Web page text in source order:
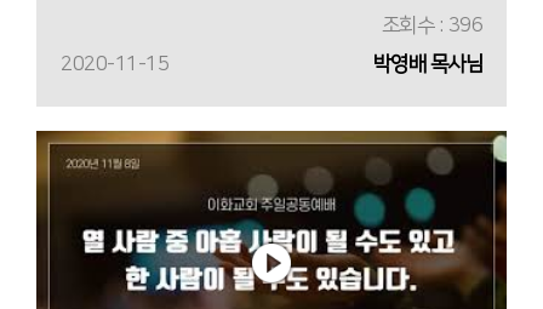
조회수 : 396
2020-11-15
박영배 목사님